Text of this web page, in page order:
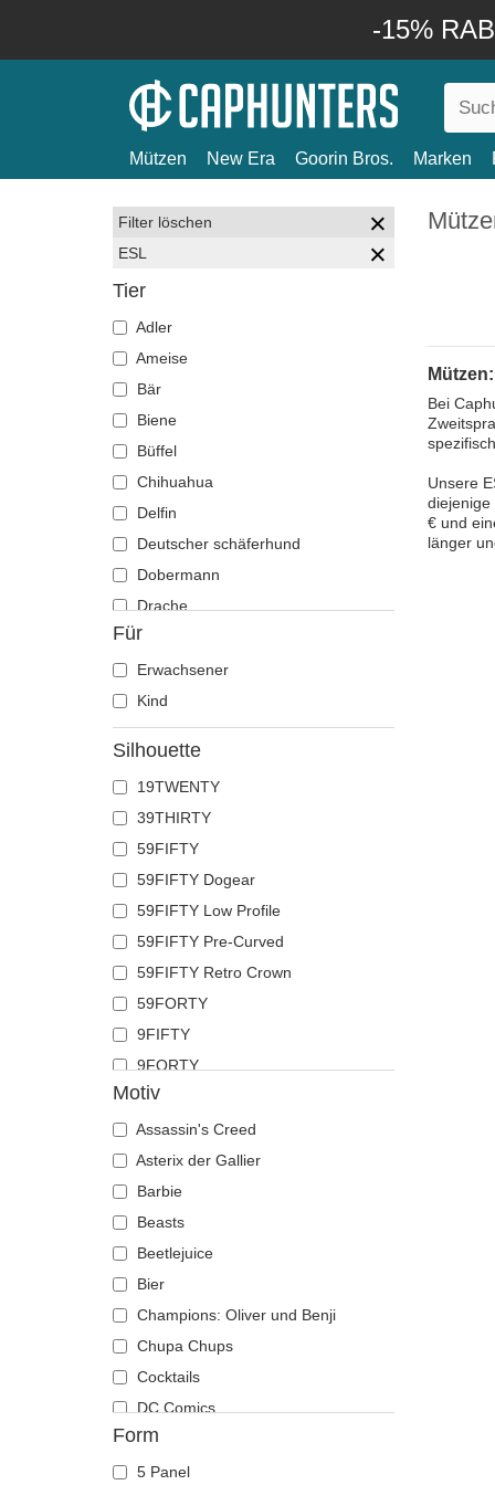
-15%
Mützen New Era Goorin Bros. Marken
Filter löschen
ESL
Tier
Adler
Ameise
Bär
Biene
Büffel
Chihuahua
Delfin
Deutscher schäferhund
Dobermann
Drache
Eichhörnchen
Eidechse
Einhorn
Elch
Ente
Eule
Flamingo
Französische bulldogge
Fuchs
Geier
Gepard
Glühwürmchen
Hahn
Hai
Hirsch
Hund
Katze
Kojote
Krabbe
Krähe
Krokodil
Kuh
Küken
Labrador retriever
Languste
Libelle
Löwe
Löwin
Für
Erwachsener
Kind
Silhouette
19TWENTY
39THIRTY
59FIFTY
59FIFTY Dogear
59FIFTY Low Profile
59FIFTY Pre-Curved
59FIFTY Retro Crown
59FORTY
9FIFTY
9FORTY
9FORTY APEX
9FORTY M-Crown
9SEVENTY
9TWENTY
A Frame
Casual Classic
E Frame
Open Back
Runner
The 90s
The Ball
The Retro
The Snap
Motiv
Assassin's Creed
Asterix der Gallier
Barbie
Beasts
Beetlejuice
Bier
Champions: Oliver und Benji
Chupa Chups
Cocktails
DC Comics
Der Herr der Ringe
Die Schlümpfe
Form
5 Panel
Bei
Unsere
diejenige
€ und
länger